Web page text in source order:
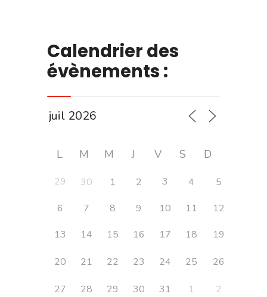
Calendrier des
évènements :
L M M J V S D
29 30 1 2 3 4
5
6
7 8 9 10 11
12
13
14 15 16 17 18 19
20 21 22 23 24 25 26
27 28 29 30 31 1 2